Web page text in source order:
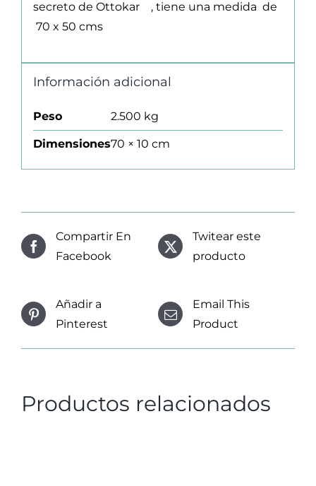
secreto de Ottokar , tiene una medida de
70 x 50 cms
Información adicional
Peso 2.500 kg
Dimensiones70 × 10 cm
Compartir En
Facebook
Twitear este
producto
Añadir a
Pinterest
Email This
Product
Productos relacionados